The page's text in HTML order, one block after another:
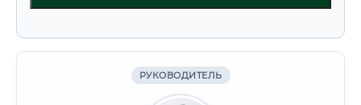
РУКОВОДИТЕЛЬ